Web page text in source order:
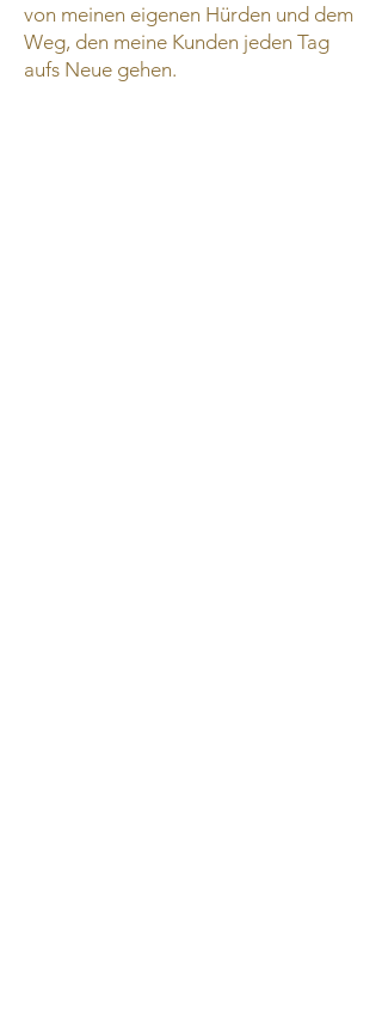
von meinen eigenen Hürden und dem
Weg, den meine Kunden jeden Tag
aufs Neue gehen.